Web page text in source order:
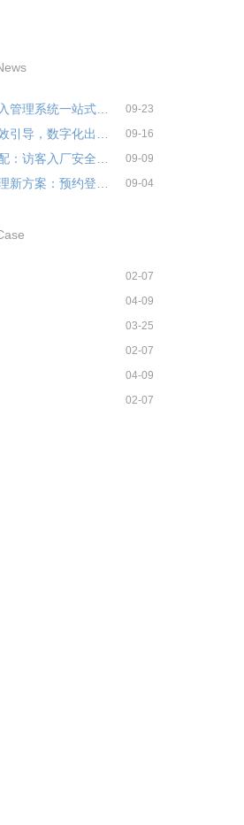
汇通智能出入管理系统一站式解决... 09-23
09-16
09-09
09-04
02-07
04-09
03-25
02-07
04-09
02-07